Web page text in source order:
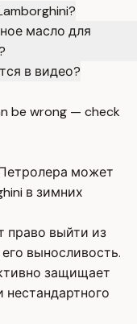
масло для
в видео?
be wrong — check
может
в зимних
право выйти из
выносливость.
защищает
нестандартного